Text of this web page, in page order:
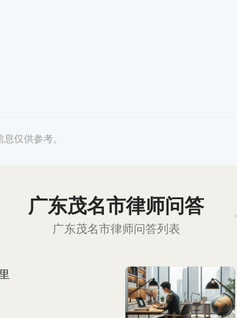
仅供参考。
广东茂名市律师问答
广东茂名市律师问答列表